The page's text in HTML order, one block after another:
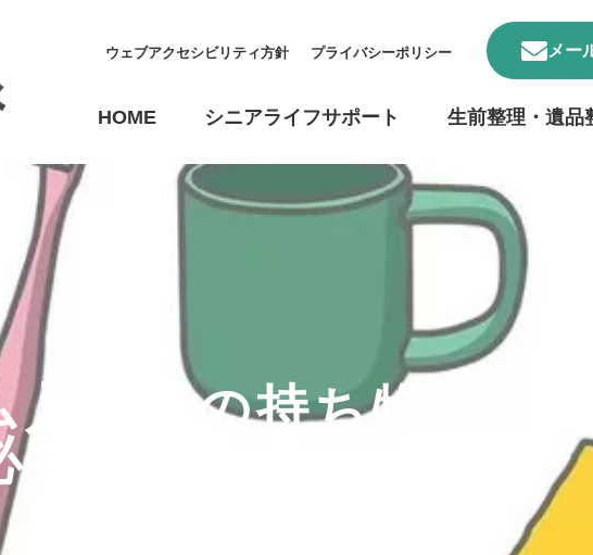
ウェブアクセシビリティ方針 プライバシーポリシー メー
HOME シニアライフサポート 生前整理・遺品
入居時の持ち物は？部
要な理由